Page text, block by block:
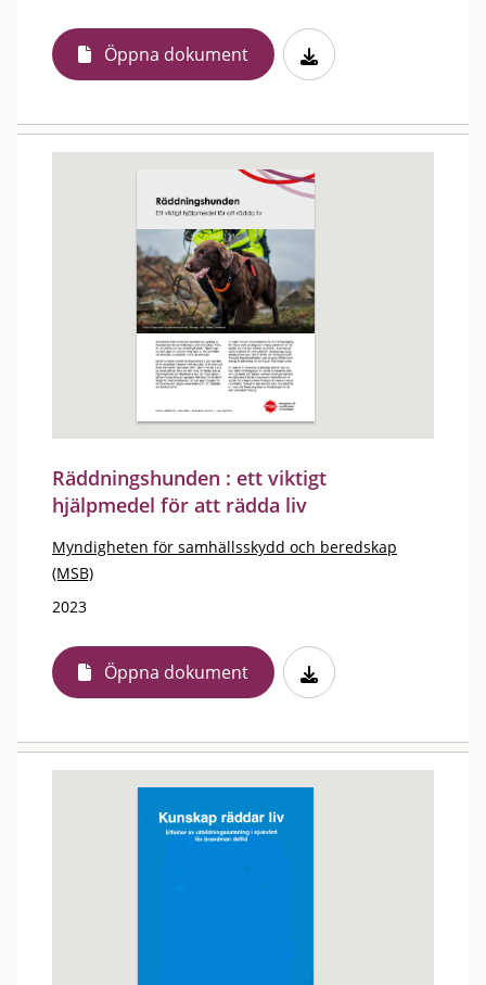
Öppna dokument
Räddningshunden : ett viktigt
hjälpmedel för att rädda liv
Myndigheten för samhällsskydd och beredskap
(MSB)
2023
Öppna dokument